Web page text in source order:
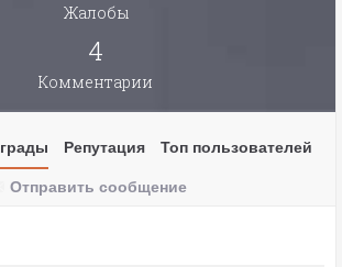
Жалобы
4
Комментарии
Репутация Топ пользователей
Отправить сообщение